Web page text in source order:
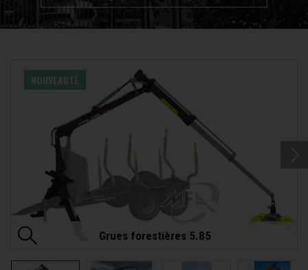
NOUVEAUTÉ
Grues forestières 5.85